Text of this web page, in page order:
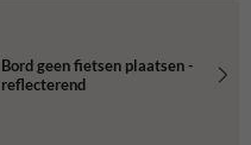
Bord geen fietsen plaatsen -
reflecterend